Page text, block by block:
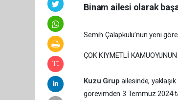
Binam ailesi olarak
Semih Çalapkulu’nun yeni
ÇOK KIYMETLİ
Kuzu Grupailesinde,
görevimden 3 Temmuz 2024